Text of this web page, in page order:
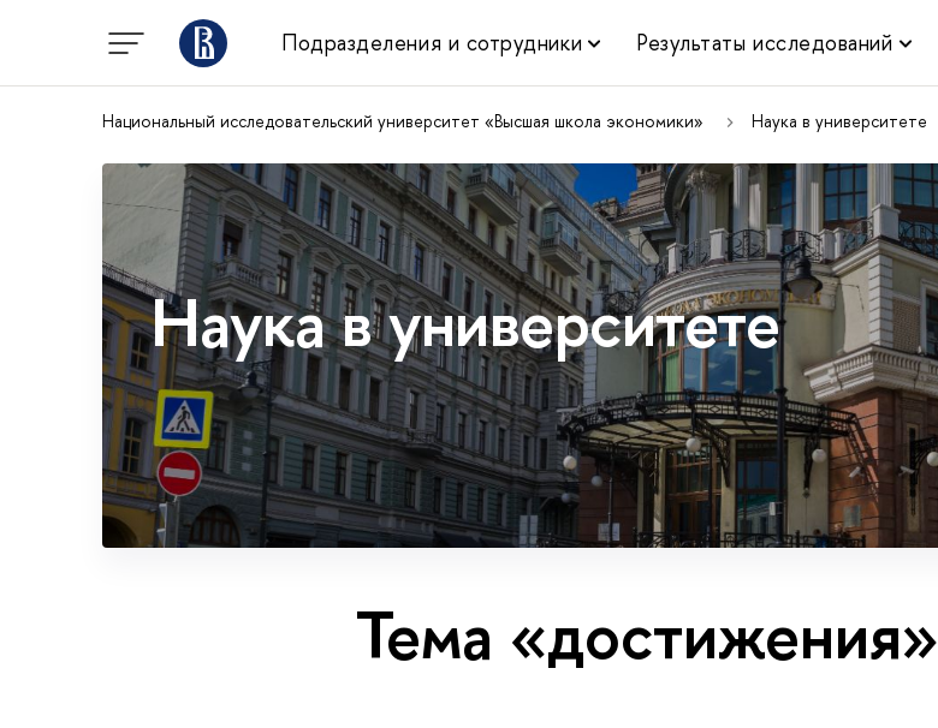
Подразделения и сотрудники Результаты исследований
Национальный исследовательский университет «Высшая школа экономики» Наука в университете
Наука в университете
Тема «достижения»